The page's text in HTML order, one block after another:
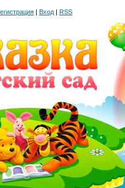
| Вход | RSS